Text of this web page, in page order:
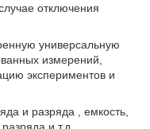
отключения
универсальную
измерений,
экспериментов и
и разряда , емкость,
и т.д.